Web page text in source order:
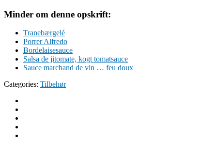
Minder om denne opskrift:
Tranebærgelé
Porrer Alfredo
Bordelaisesauce
Salsa de jitomate, kogt tomatsauce
Sauce marchand de vin … feu doux
Categories: Tilbehør